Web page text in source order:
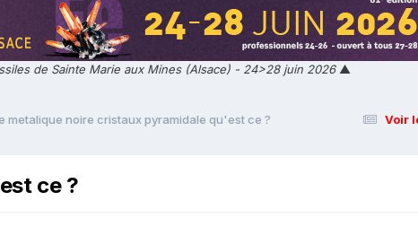
de Sainte Marie aux Mines (Alsace) - 24>28 juin 2026▲
Voir
metalique noire cristaux pyramidale qu'est ce ?
ce ?